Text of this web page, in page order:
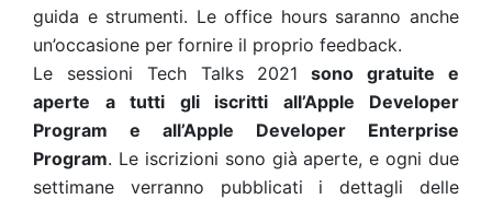
guida e strumenti. Le office hours saranno anche
un’occasione per fornire il proprio feedback.
Le sessioni Tech Talks 2021 sono gratuite e
aperte a tutti gli iscritti all’Apple Developer
Program e all’Apple Developer Enterprise
Program. Le iscrizioni sono già aperte, e ogni due
settimane verranno pubblicati i dettagli delle